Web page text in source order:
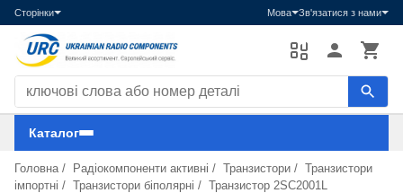
Сторінки Мова Зв'язатися з нами
Пошук компонентів
Каталог
Головна / Радіокомпоненти активні / Транзистори / Транзистори
імпортні / Транзистори біполярні / Транзистор 2SC2001L